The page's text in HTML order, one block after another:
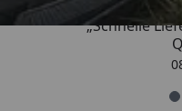
„Schnelle